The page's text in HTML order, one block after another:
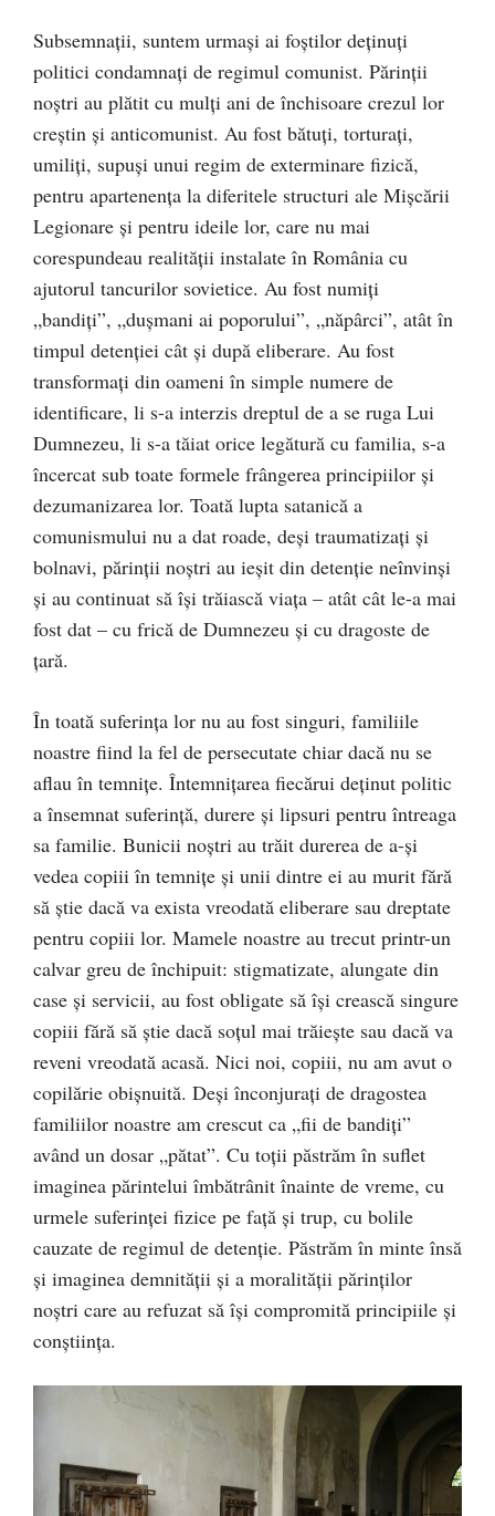
Subsemnaţii, suntem urmaşi ai foştilor deţinuţi
politici condamnaţi de regimul comunist. Părinţii
noştri au plătit cu mulţi ani de închisoare crezul lor
creştin şi anticomunist. Au fost bătuţi, torturaţi,
umiliţi, supuşi unui regim de exterminare fizică,
pentru apartenenţa la diferitele structuri ale Mişcării
Legionare şi pentru ideile lor, care nu mai
corespundeau realităţii instalate în România cu
ajutorul tancurilor sovietice. Au fost numiţi
„bandiţi”, „duşmani ai poporului”, „năpârci”, atât în
timpul detenţiei cât şi după eliberare. Au fost
transformaţi din oameni în simple numere de
identificare, li s-a interzis dreptul de a se ruga Lui
Dumnezeu, li s-a tăiat orice legătură cu familia, s-a
încercat sub toate formele frângerea principiilor şi
dezumanizarea lor. Toată lupta satanică a
comunismului nu a dat roade, deşi traumatizaţi şi
bolnavi, părinţii noştri au ieşit din detenţie neînvinşi
şi au continuat să îşi trăiască viaţa – atât cât le-a mai
fost dat – cu frică de Dumnezeu şi cu dragoste de
ţară.
În toată suferinţa lor nu au fost singuri, familiile
noastre fiind la fel de persecutate chiar dacă nu se
aflau în temniţe. Întemniţarea fiecărui deţinut politic
a însemnat suferinţă, durere şi lipsuri pentru întreaga
sa familie. Bunicii noştri au trăit durerea de a-şi
vedea copiii în temniţe şi unii dintre ei au murit fără
să ştie dacă va exista vreodată eliberare sau dreptate
pentru copiii lor. Mamele noastre au trecut printr-un
calvar greu de închipuit: stigmatizate, alungate din
case şi servicii, au fost obligate să îşi crească singure
copiii fără să ştie dacă soţul mai trăieşte sau dacă va
reveni vreodată acasă. Nici noi, copiii, nu am avut o
copilărie obişnuită. Deşi înconjuraţi de dragostea
familiilor noastre am crescut ca „fii de bandiţi”
având un dosar „pătat”. Cu toţii păstrăm în suflet
imaginea părintelui îmbătrânit înainte de vreme, cu
urmele suferinţei fizice pe faţă şi trup, cu bolile
cauzate de regimul de detenţie. Păstrăm în minte însă
şi imaginea demnităţii şi a moralităţii părinţilor
noştri care au refuzat să îşi compromită principiile şi
conştiinţa.